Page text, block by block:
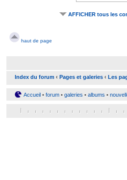
AFFICHER tous les
haut de page
Index du forum ‹ Pages et galeries ‹ Les
Accueil • forum • galeries • albums •